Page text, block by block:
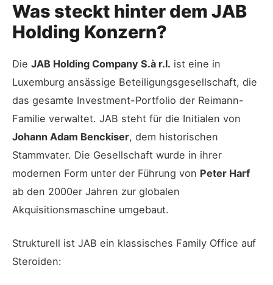
Was steckt hinter dem JAB
Holding Konzern?
Die JAB Holding Company S.à r.l. ist eine in
Luxemburg ansässige Beteiligungsgesellschaft, die
das gesamte Investment-Portfolio der Reimann-
Familie verwaltet. JAB steht für die Initialen von
Johann Adam Benckiser, dem historischen
Stammvater. Die Gesellschaft wurde in ihrer
modernen Form unter der Führung von Peter Harf
ab den 2000er Jahren zur globalen
Akquisitionsmaschine umgebaut.
Strukturell ist JAB ein klassisches Family Office auf
Steroiden: